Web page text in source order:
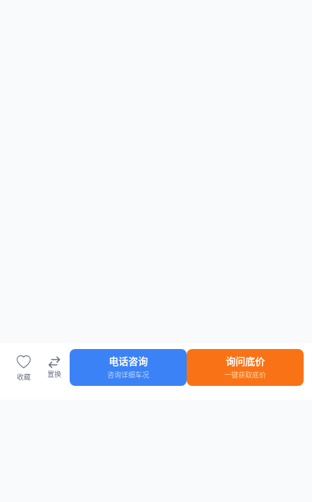
收藏 置换
电话咨询
咨询详细车况
询问底价
一键获取底价
车源 知识 登录